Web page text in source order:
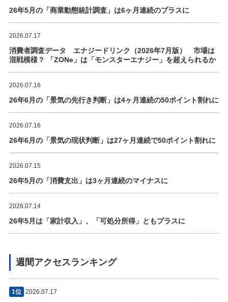
26年5月の「商業動態統計調査」は6ヶ月連続のプラスに
2026.07.17
消費者調査データ エナジードリンク（2026年7月版） 市場は
混戦模様？ 「ZONe」は「モンスターエナジー」を超えられるか
2026.07.16
26年6月の「景気の先行き判断」は4ヶ月連続の50ポイント割れに
2026.07.16
26年6月の「景気の現状判断」は27ヶ月連続で50ポイント割れに
2026.07.15
26年5月の「消費支出」は3ヶ月連続のマイナスに
2026.07.14
26年5月は「家計収入」、「可処分所得」ともプラスに
週間アクセスランキング
1位 2026.07.17